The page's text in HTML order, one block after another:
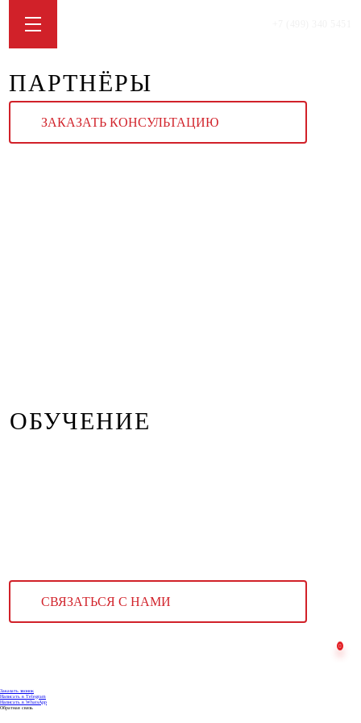
ПАРТНЁРЫ
ЗАКАЗАТЬ КОНСУЛЬТАЦИЮ
ОБУЧЕНИЕ
СВЯЗАТЬСЯ С НАМИ
Заказать звонок
Написать в Telegram
Написать в WhatsApp
Обратная связь